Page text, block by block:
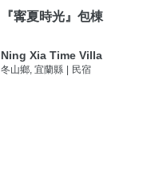
『寗夏時光』包棟
Ning Xia Time Villa
冬山鄉, 宜蘭縣 民宿